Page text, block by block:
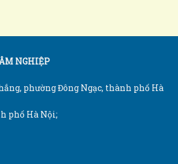
NGHIỆP
phường Đông Ngạc, thành phố Hà
phố Hà Nội;